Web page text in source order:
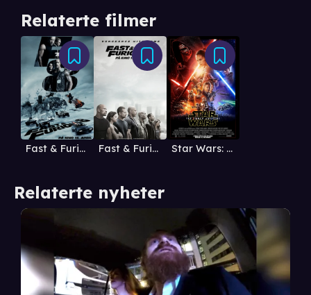
Relaterte filmer
Fast & Furious 8 Fast & Furious 7 Star Wars: The Force Awakens (3D)
Relaterte nyheter